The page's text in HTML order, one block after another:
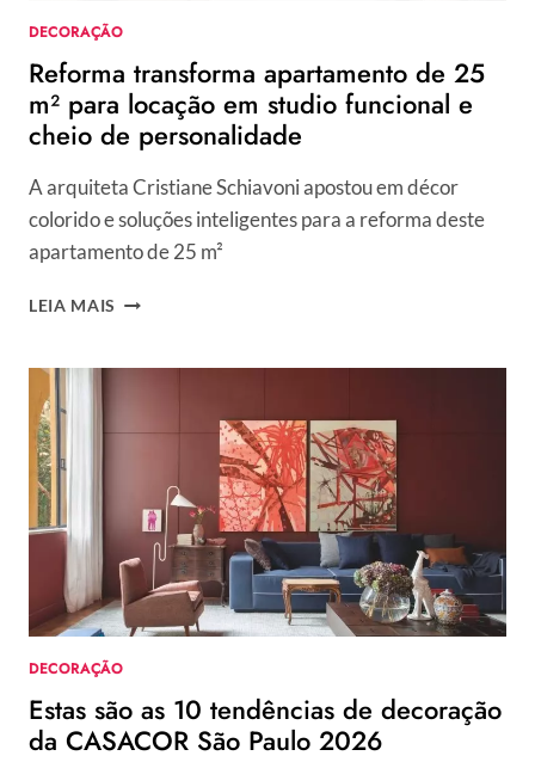
ILUMINAÇÃO
ACOLHEDORA
DECORAÇÃO
Reforma transforma apartamento de 25
m² para locação em studio funcional e
cheio de personalidade
A arquiteta Cristiane Schiavoni apostou em décor
colorido e soluções inteligentes para a reforma deste
apartamento de 25 m²
LEIA MAIS REFORMA
DE
STUDIO
FUNCIONAL
E
CHEIO
DE
DECORAÇÃO
Estas são as 10 tendências de decoração
da CASACOR São Paulo 2026